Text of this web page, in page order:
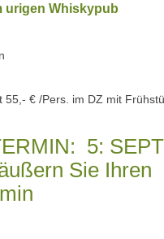
urigen Whiskypub
55,- € /Pers. im DZ mit
5:
Sie Ihren